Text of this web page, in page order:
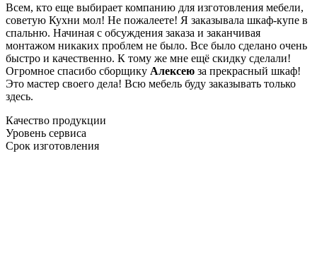
Всем, кто еще выбирает компанию для изготовления мебели,
советую Кухни мол! Не пожалеете! Я заказывала шкаф-купе в
спальню. Начиная с обсуждения заказа и заканчивая
монтажом никаких проблем не было. Все было сделано очень
быстро и качественно. К тому же мне ещё скидку сделали!
Огромное спасибо сборщику Алексею за прекрасный шкаф!
Это мастер своего дела! Всю мебель буду заказывать только
здесь.
Качество продукции
Уровень сервиса
Срок изготовления